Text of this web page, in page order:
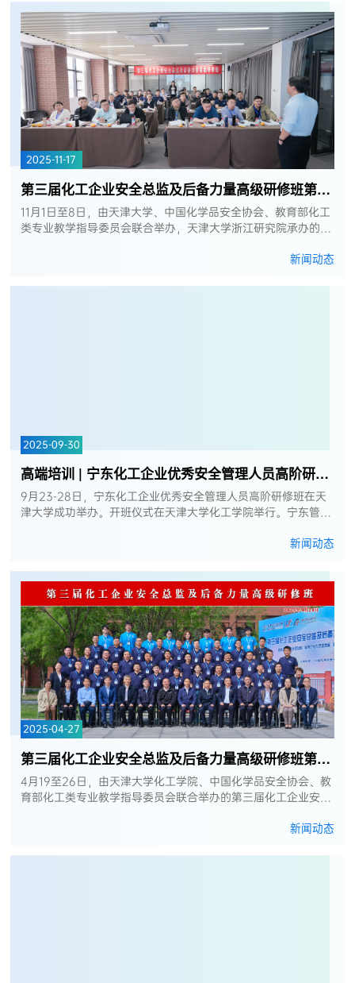
2025-11-17
第三届化工企业安全总监及后备力量高级研修班第三次集中学习顺利举办
11月1日至8日，由天津大学、中国化学品安全协会、教育部化工
类专业教学指导委员会联合举办，天津大学浙江研究院承办的第
新闻动态
2025-09-30
高端培训 | 宁东化工企业优秀安全管理人员高阶研修班在天津大学成功举办
9月23-28日，宁东化工企业优秀安全管理人员高阶研修班在天
津大学成功举办。开班仪式在天津大学化工学院举行。宁东管委
新闻动态
2025-04-27
第三届化工企业安全总监及后备力量高级研修班第一次集中学习顺利举办
4月19至26日，由天津大学化工学院、中国化学品安全协会、教
育部化工类专业教学指导委员会联合举办的第三届化工企业安全
新闻动态